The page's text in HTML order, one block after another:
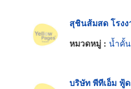
สุชินส้มสด โรง
หมวดหมู่ : น้ำคั้
บริษัท พีทีเอ็ม ฟู้